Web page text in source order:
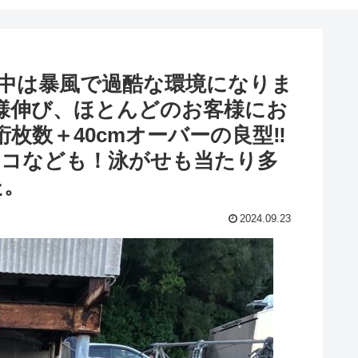
は暴風で過酷な環境になりま
伸び、ほとんどのお客様にお
数＋40cmオーバーの良型‼︎
なども！泳がせも当たり多
2024.09.23